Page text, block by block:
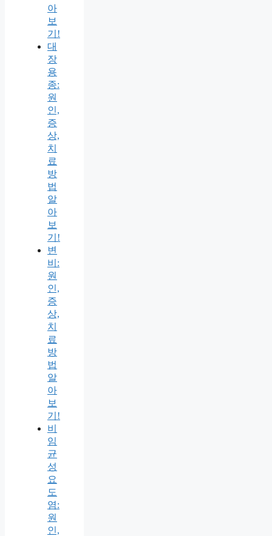
아
보
기!
대
장
용
종:
원
인,
증
상,
치
료
방
법
알
아
보
기!
변
비:
원
인,
증
상,
치
료
방
법
알
아
보
기!
비
임
균
성
요
도
염:
원
인,